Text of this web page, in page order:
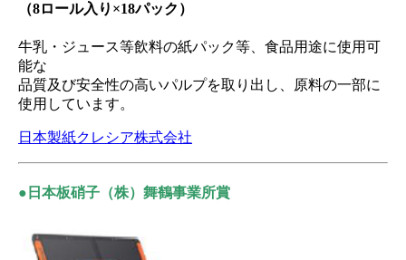
（8ロール入り×18パック）
牛乳・ジュース等飲料の紙パック等、食品用途に使用可
能な
品質及び安全性の高いパルプを取り出し、原料の一部に
使用しています。
日本製紙クレシア株式会社
●日本板硝子（株）舞鶴事業所賞